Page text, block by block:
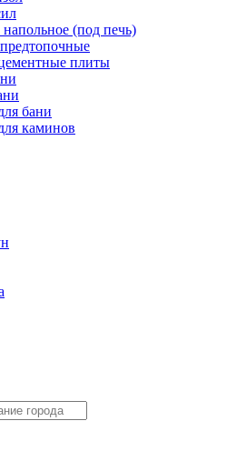
(под печь)
плиты
бани
каминов